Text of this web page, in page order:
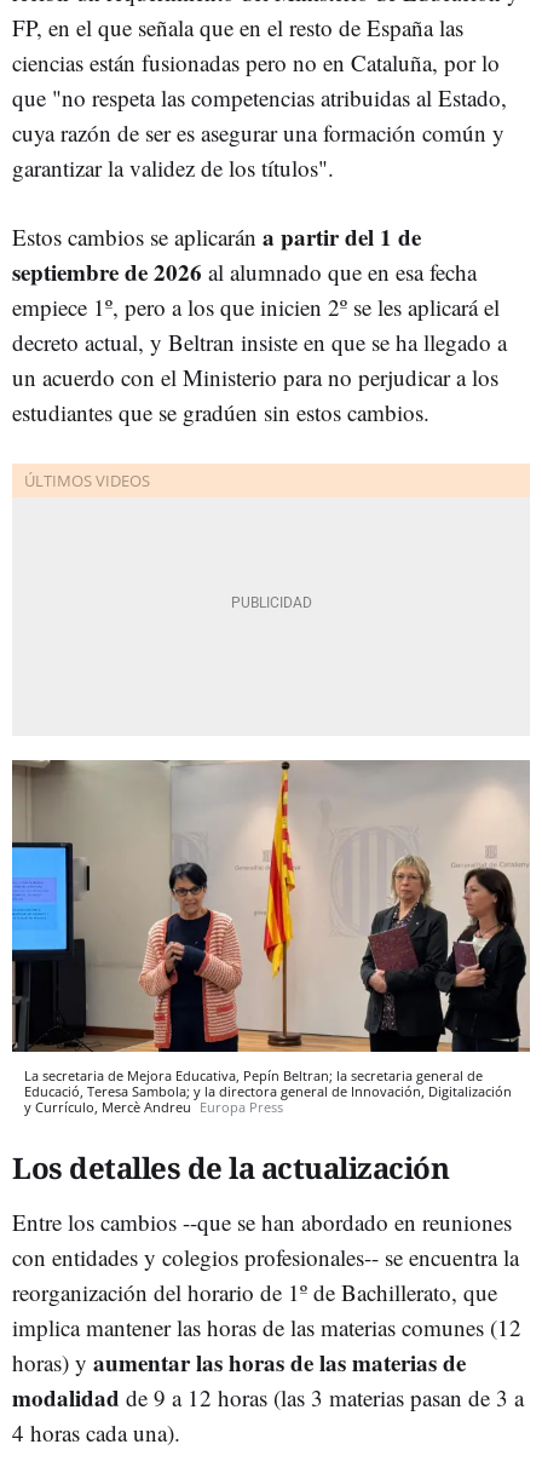
FP, en el que señala que en el resto de España las
ciencias están fusionadas pero no en Cataluña, por lo
que "no respeta las competencias atribuidas al Estado,
cuya razón de ser es asegurar una formación común y
garantizar la validez de los títulos".
Estos cambios se aplicarán a partir del 1 de
septiembre de 2026 al alumnado que en esa fecha
empiece 1º, pero a los que inicien 2º se les aplicará el
decreto actual, y Beltran insiste en que se ha llegado a
un acuerdo con el Ministerio para no perjudicar a los
estudiantes que se gradúen sin estos cambios.
La secretaria de Mejora Educativa, Pepín Beltran; la secretaria general de
Educació, Teresa Sambola; y la directora general de Innovación, Digitalización
y Currículo, Mercè Andreu Europa Press
Los detalles de la actualización
Entre los cambios --que se han abordado en reuniones
con entidades y colegios profesionales-- se encuentra la
reorganización del horario de 1º de Bachillerato, que
implica mantener las horas de las materias comunes (12
horas) y aumentar las horas de las materias de
modalidad de 9 a 12 horas (las 3 materias pasan de 3 a
4 horas cada una).